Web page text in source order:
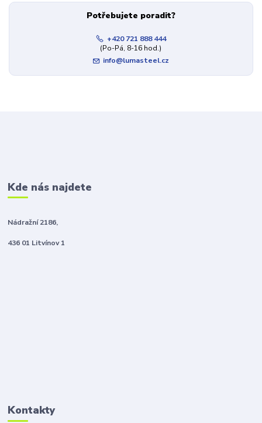
Potřebujete poradit?
+420 721 888 444
(Po-Pá, 8-16 hod.)
info@lumasteel.cz
Kde nás najdete
Nádražní 2186,
436 01 Litvínov 1
Kontakty